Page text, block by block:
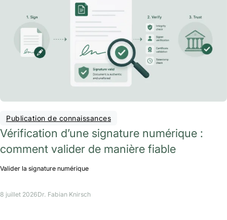
Publication de connaissances
Vérification d’une signature numérique :
comment valider de manière fiable
Valider la signature numérique
8 juillet 2026Dr. Fabian Knirsch